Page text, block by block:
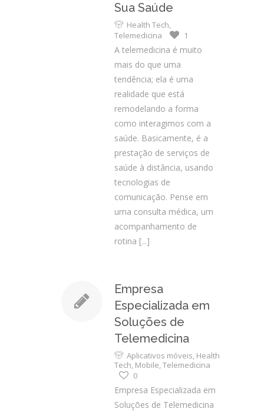
Sua Saúde
Health Tech,
Telemedicina
1
A telemedicina é muito
mais do que uma
tendência; ela é uma
realidade que está
remodelando a forma
como interagimos com a
saúde. Basicamente, é a
prestação de serviços de
saúde à distância, usando
tecnologias de
comunicação. Pense em
uma consulta médica, um
acompanhamento de
rotina [...]
Empresa
Especializada em
Soluções de
Telemedicina
Aplicativos móveis, Health
Tech, Mobile,Telemedicina
0
Empresa Especializada em
Soluções de Telemedicina